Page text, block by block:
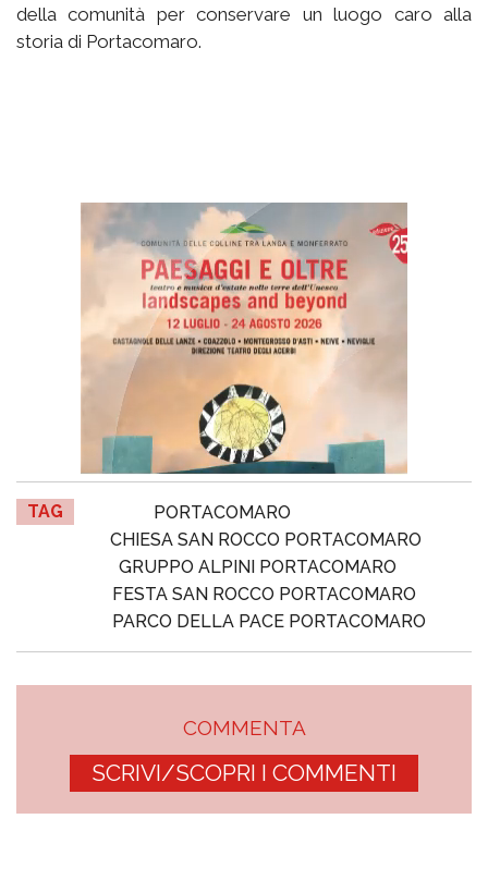
della comunità per conservare un luogo caro alla
storia di Portacomaro.
TAG
PORTACOMARO
CHIESA SAN ROCCO PORTACOMARO
GRUPPO ALPINI PORTACOMARO
FESTA SAN ROCCO PORTACOMARO
PARCO DELLA PACE PORTACOMARO
COMMENTA
SCRIVI/SCOPRI I COMMENTI